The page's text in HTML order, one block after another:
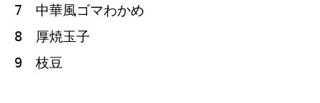
7 中華風ゴマわかめ
8 厚焼玉子
9 枝豆